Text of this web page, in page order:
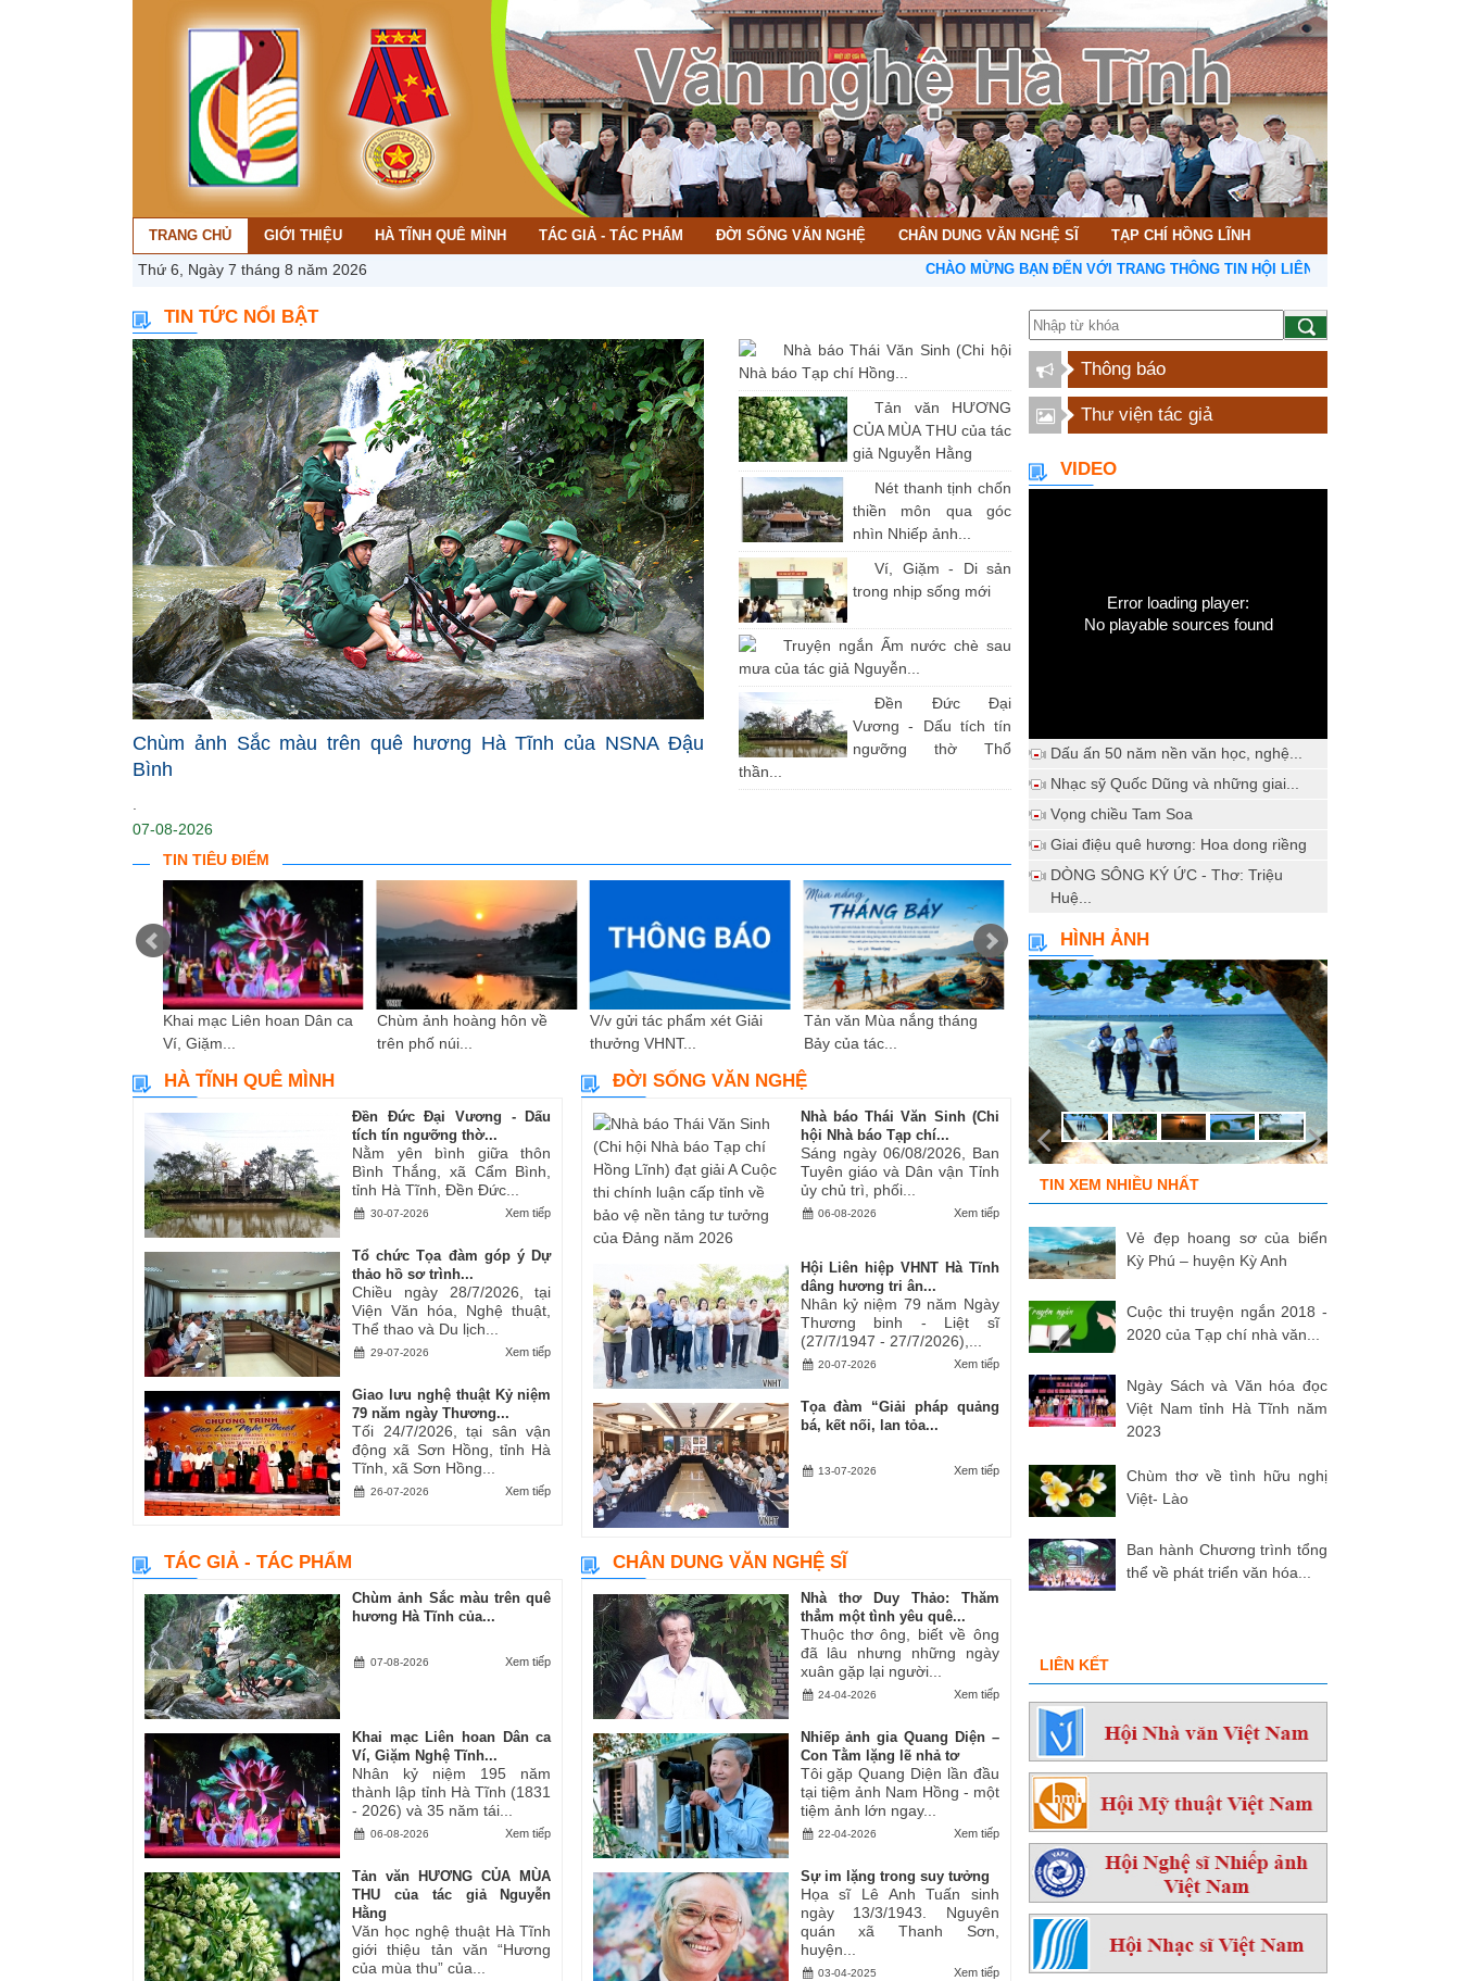
TRANG CHỦ GIỚI THIỆU HÀ TĨNH QUÊ MÌNH TÁC GIẢ - TÁC PHẨM ĐỜI SỐNG VĂN NGHỆ CHÂN DUNG VĂN NGHỆ SĨ TẠP CHÍ HỒNG LĨNH
Thứ 6, Ngày 7 tháng 8 năm 2026 CHÀO MỪNG BẠN ĐẾN VỚI TRANG THÔNG TIN HỘI LIÊN HIỆP VĂN HỌC NGHỆ
TIN TỨC NỔI BẬT
Chùm ảnh Sắc màu trên quê hương Hà Tĩnh của NSNA Đậu
Bình
.
07-08-2026
Nhà báo Thái Văn Sinh (Chi hội
Nhà báo Tạp chí Hồng...
Tản văn HƯƠNG
CỦA MÙA THU của tác
giả Nguyễn Hằng
Nét thanh tịnh chốn
thiền môn qua góc
nhìn Nhiếp ảnh...
Ví, Giặm - Di sản
trong nhịp sống mới
Truyện ngắn Ấm nước chè sau
mưa của tác giả Nguyễn...
Đền Đức Đại
Vương - Dấu tích tín
ngưỡng thờ Thổ
thần...
TIN TIÊU ĐIỂM
Khai mạc Liên hoan Dân ca
Ví, Giặm...
Chùm ảnh hoàng hôn về
trên phố núi...
V/v gửi tác phẩm xét Giải
thưởng VHNT...
Tản văn Mùa nắng tháng
Bảy của tác...
Chùm ảnh “Kéo lưới rùng”
của NSNA...
ĐỒNG ĐỘI ƠI, CÁC ANH ĐÃ
TRỞ VỀ!
HÀ TĨNH QUÊ MÌNH
Đền Đức Đại Vương - Dấu
tích tín ngưỡng thờ...
Nằm yên bình giữa thôn
Bình Thắng, xã Cẩm Bình,
tỉnh Hà Tĩnh, Đền Đức...
Xem tiếp
30-07-2026
Tổ chức Tọa đàm góp ý Dự
thảo hồ sơ trình...
Chiều ngày 28/7/2026, tại
Viện Văn hóa, Nghệ thuật,
Thể thao và Du lịch...
Xem tiếp
29-07-2026
Giao lưu nghệ thuật Kỷ niệm
79 năm ngày Thương...
Tối 24/7/2026, tại sân vận
động xã Sơn Hồng, tỉnh Hà
Tĩnh, xã Sơn Hồng...
Xem tiếp
26-07-2026
ĐỜI SỐNG VĂN NGHỆ
Nhà báo Thái Văn Sinh (Chi
hội Nhà báo Tạp chí...
Sáng ngày 06/08/2026, Ban
Tuyên giáo và Dân vận Tỉnh
ủy chủ trì, phối...
Xem tiếp
06-08-2026
Hội Liên hiệp VHNT Hà Tĩnh
dâng hương tri ân...
Nhân kỷ niệm 79 năm Ngày
Thương binh - Liệt sĩ
(27/7/1947 - 27/7/2026),...
Xem tiếp
20-07-2026
Tọa đàm “Giải pháp quảng
bá, kết nối, lan tỏa...
Xem tiếp
13-07-2026
TÁC GIẢ - TÁC PHẨM
Chùm ảnh Sắc màu trên quê
hương Hà Tĩnh của...
Xem tiếp
07-08-2026
Khai mạc Liên hoan Dân ca
Ví, Giặm Nghệ Tĩnh...
Nhân kỷ niệm 195 năm
thành lập tỉnh Hà Tĩnh (1831
- 2026) và 35 năm tái...
Xem tiếp
06-08-2026
Tản văn HƯƠNG CỦA MÙA
THU của tác giả Nguyễn
Hằng
Văn học nghệ thuật Hà Tĩnh
giới thiệu tản văn “Hương
của mùa thu” của...
CHÂN DUNG VĂN NGHỆ SĨ
Nhà thơ Duy Thảo: Thăm
thẳm một tình yêu quê...
Thuộc thơ ông, biết về ông
đã lâu nhưng những ngày
xuân gặp lại người...
Xem tiếp
24-04-2026
Nhiếp ảnh gia Quang Diện –
Con Tằm lặng lẽ nhả tơ
Tôi gặp Quang Diện lần đầu
tại tiệm ảnh Nam Hồng - một
tiệm ảnh lớn ngay...
Xem tiếp
22-04-2026
Sự im lặng trong suy tưởng
Họa sĩ Lê Anh Tuấn sinh
ngày 13/3/1943. Nguyên
quán xã Thanh Sơn,
huyện...
Xem tiếp
03-04-2025
Thông báo
Thư viện tác giả
VIDEO
Error loading player:
No playable sources found
Dấu ấn 50 năm nền văn học, nghệ...
Nhạc sỹ Quốc Dũng và những giai...
Vọng chiều Tam Soa
Giai điệu quê hương: Hoa dong riềng
DÒNG SÔNG KÝ ỨC - Thơ: Triệu
Huệ...
HÌNH ẢNH
TIN XEM NHIỀU NHẤT
Vẻ đẹp hoang sơ của biển
Kỳ Phú – huyện Kỳ Anh
Cuộc thi truyện ngắn 2018 -
2020 của Tạp chí nhà văn...
Ngày Sách và Văn hóa đọc
Việt Nam tỉnh Hà Tĩnh năm
2023
Chùm thơ về tình hữu nghị
Việt- Lào
Ban hành Chương trình tổng
thể về phát triển văn hóa...
LIÊN KẾT